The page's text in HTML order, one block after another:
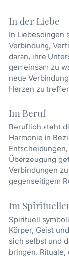
In der Liebe
In Liebesdingen
Verbindung,
daran, ihre
gemeinsam zu
neue
Herzen zu
Im Beruf
Beruflich steht
Harmonie in
Überzeugung
Verbindungen
gegenseitigem
Im
Spirituell
Körper, Geist
sich selbst und
bringen. Rituale,